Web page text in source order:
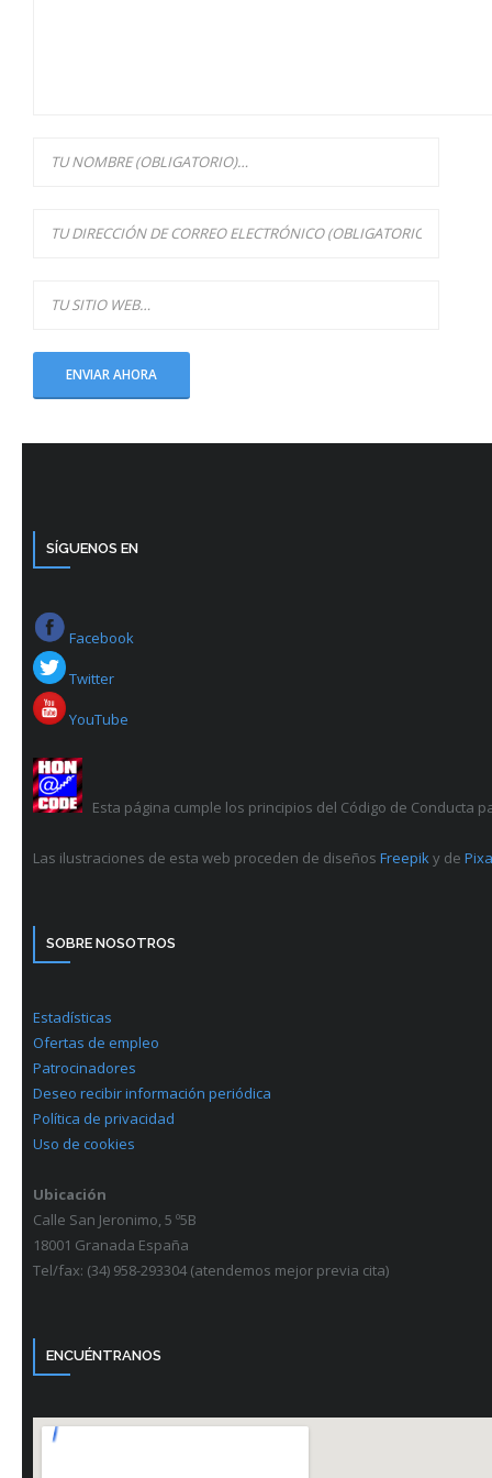
SÍGUENOS EN
Facebook
Twitter
YouTube
Esta página cumple los principios del Código de Conducta
Las ilustraciones de esta web proceden de diseños Freepiky de
SOBRE NOSOTROS
Estadísticas
Ofertas de empleo
Patrocinadores
Deseo recibir información periódica
Política de privacidad
Uso de cookies
Ubicación
Calle San Jeronimo, 5 º5B
18001 Granada España
Tel/fax: (34) 958-293304 (atendemos mejor previa cita)
ENCUÉNTRANOS